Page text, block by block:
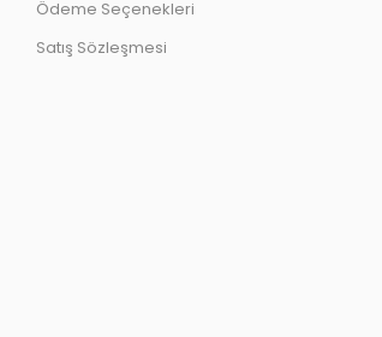
Ödeme Seçenekleri
Satış Sözleşmesi